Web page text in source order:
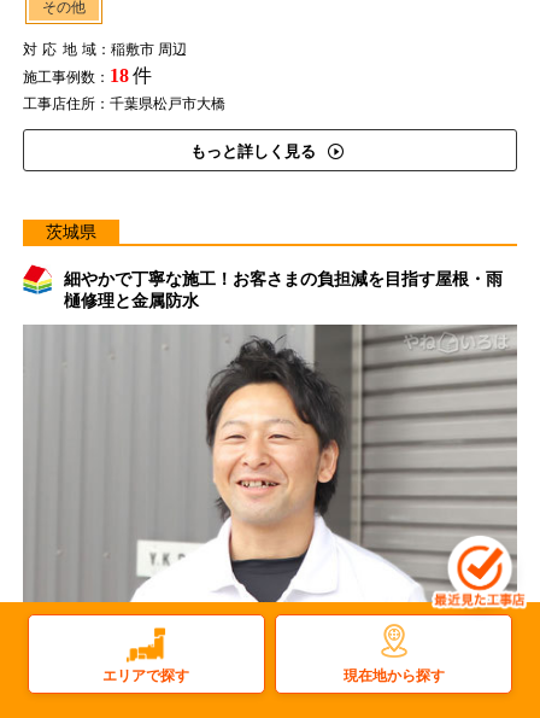
その他
対応地域：稲敷市 周辺
施工事例数： 18件
工事店住所：千葉県松戸市大橋
もっと詳しく見る
茨城県
細やかで丁寧な施工！お客さまの負担減を目指す屋根・雨
樋修理と金属防水
株式会社Y.K.ROOF
エリアで探す 現在地から探す